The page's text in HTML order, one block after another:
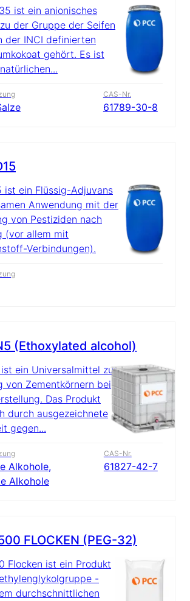
ist ein anionisches
der Gruppe der Seifen
der INCI definierten
gehört. Es ist
CAS-Nr.
61789-30-8
ist ein Flüssig-Adjuvans
Anwendung mit der
von Pestiziden nach
(vor allem mit
Verbindungen).
(Ethoxylated alcohol)
ein Universalmittel zur
von Zementkörnern bei
Das Produkt
durch ausgezeichnete
gegen...
Alkohole,
Alkohole
CAS-Nr.
61827-42-7
FLOCKEN (PEG-32)
Flocken ist ein Produkt
-
durchschnittlichen